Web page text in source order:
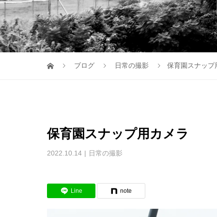
ブログ 日常の撮影 保育園スナップ
保育園スナップ用カメラ
2022.10.14 日常の撮影
Line note